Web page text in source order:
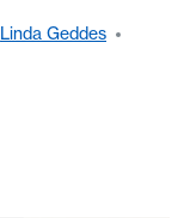
Linda Geddes